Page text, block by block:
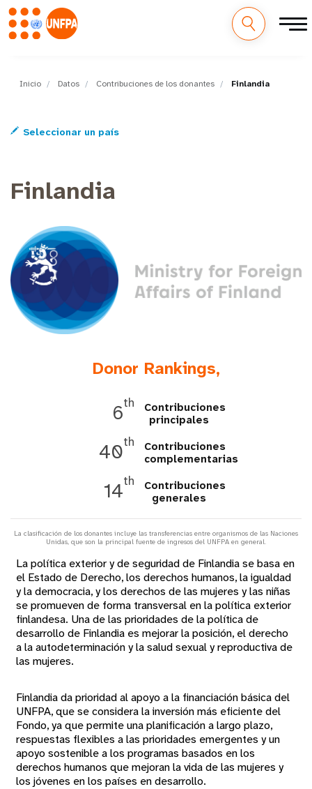
contenido
a
g
Inicio Datos Contribuciones de los donantes Finlandia
Seleccionar un país
Finlandia
Donor Rankings,
6th
Contribuciones
principales
40th
Contribuciones
complementarias
14th
Contribuciones
generales
La clasificación de los donantes incluye las transferencias entre organismos de las Naciones
Unidas, que son la principal fuente de ingresos del UNFPA en general.
La política exterior y de seguridad de Finlandia se basa en
el Estado de Derecho, los derechos humanos, la igualdad
y la democracia, y los derechos de las mujeres y las niñas
se promueven de forma transversal en la política exterior
finlandesa. Una de las prioridades de la política de
desarrollo de Finlandia es mejorar la posición, el derecho
a la autodeterminación y la salud sexual y reproductiva de
las mujeres.
Finlandia da prioridad al apoyo a la financiación básica del
UNFPA, que se considera la inversión más eficiente del
Fondo, ya que permite una planificación a largo plazo,
respuestas flexibles a las prioridades emergentes y un
apoyo sostenible a los programas basados en los
derechos humanos que mejoran la vida de las mujeres y
los jóvenes en los países en desarrollo.